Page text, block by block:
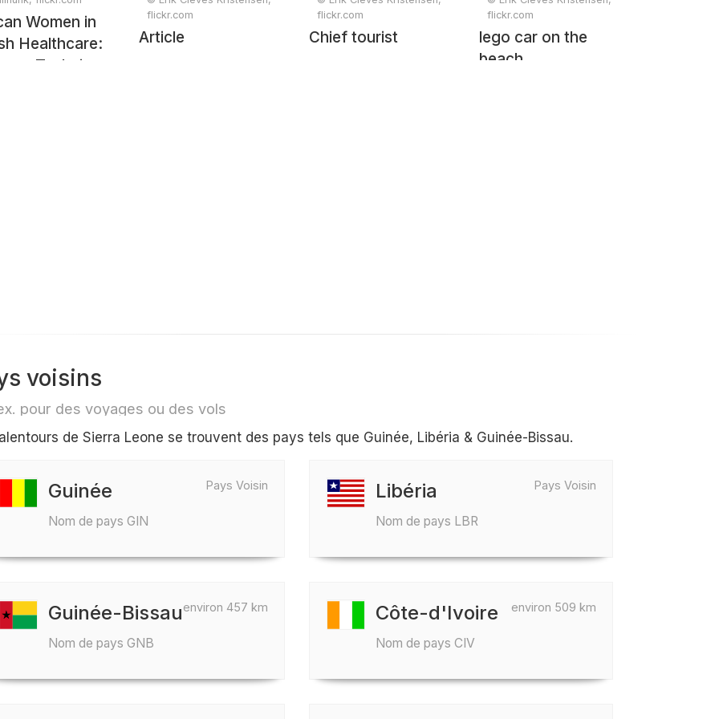
Women in
Healthcare:
Tsehai,
flickr.com
Article
flickr.com
Chief tourist
flickr.com
lego car on the
beach
voisins
pour des voyages ou des vols
de Sierra Leone se trouvent des pays tels que Guinée, Libéria & Guinée-Bissau.
Pays Voisin
Guinée
Nom de pays GIN
Pays Voisin
Libéria
Nom de pays LBR
environ 457 km
Guinée-Bissau
Nom de pays GNB
environ 509 km
Côte-d'Ivoire
Nom de pays CIV